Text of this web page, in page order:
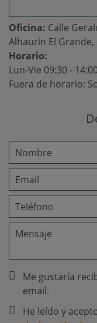
Oficina: Calle
Alhaurín El Grande,
Horario:
Lun-Vie 09:30 -
Fuera de horario:
Me gustaría
email.
He leído y